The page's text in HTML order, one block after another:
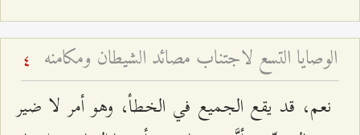
الوصايا التسع لاجتناب مصائد الشيطان ومكامنه 4
نعم، قد يقع الجميع في الخطأ، وهو أمر لا ضير